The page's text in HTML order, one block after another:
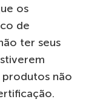
os
de
ter seus
produtos não